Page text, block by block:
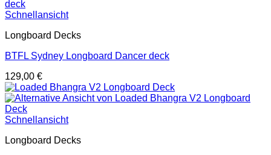
Schnellansicht
Longboard Decks
BTFL Sydney Longboard Dancer deck
129,00 €
Schnellansicht
Longboard Decks